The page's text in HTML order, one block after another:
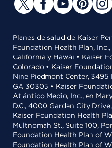
Planes de salud de Kaiser
Foundation Health Plan,
California y Hawái • Kaiser
Colorado • Kaiser
Nine Piedmont Center, 3495
GA 30305 • Kaiser
Atlántico Medio, Inc., en
D.C., 4000 Garden City
Kaiser Foundation Health
Multnomah St., Suite 100,
Foundation Health Plan of
Foundation Health Plan of